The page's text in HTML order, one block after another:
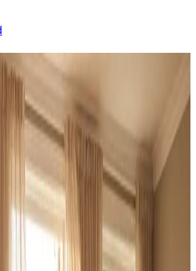
i Langå
haller, lager eller produktion i
kortlægger behovet og leverer et
overholder AT-vejledningerne
der holder det kørende.